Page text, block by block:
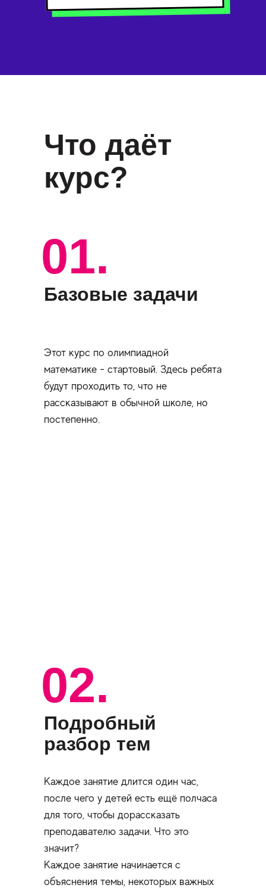
Что даёт
курс?
Базовые задачи
Этот курс по олимпиадной
математике - стартовый. Здесь ребята
будут проходить то, что не
рассказывают в обычной школе, но
постепенно.
01.
Подробный
разбор тем
Каждое занятие длится один час,
после чего у детей есть ещё полчаса
для того, чтобы дорассказать
преподавателю задачи. Что это
значит?
Каждое занятие начинается с
объяснения темы, некоторых важных
02.